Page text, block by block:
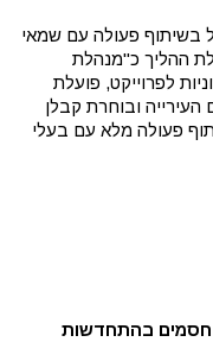
בשיתוף פעולה עם שמאי
ההליך כ"מנהלת
לפרוייקט, פועלת
העירייה ובוחרת קבלן
פעולה מלא עם בעלי
חסמים בהתחדשות